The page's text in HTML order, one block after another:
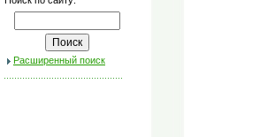
Расширенный поиск